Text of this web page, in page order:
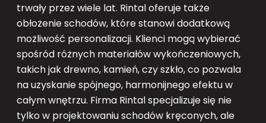
trwały przez wiele lat. Rintal oferuje także
obłożenie schodów, które stanowi dodatkową
możliwość personalizacji. Klienci mogą wybierać
spośród różnych materiałów wykończeniowych,
takich jak drewno, kamień, czy szkło, co pozwala
na uzyskanie spójnego, harmonijnego efektu w
całym wnętrzu. Firma Rintal specjalizuje się nie
tylko w projektowaniu schodów kręconych, ale